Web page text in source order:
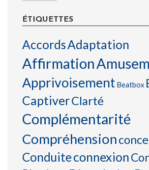
ÉTIQUETTES
AccordsAdaptation
Affirmation
Apprivoisement Beatbox
CaptiverClarté
Complémentarité
Compréhension
Conduiteconnexion